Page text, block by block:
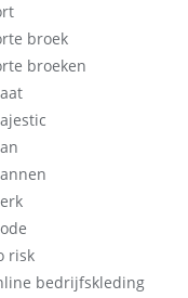
broek
broeken
risk
bedrijfskleding